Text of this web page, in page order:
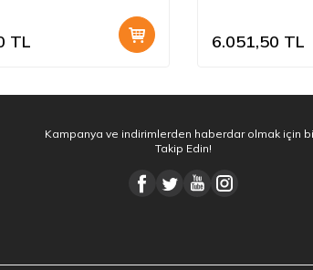
TL 6.051,50 TL
Kampanya ve indirimlerden haberdar olmak için
Takip Edin!